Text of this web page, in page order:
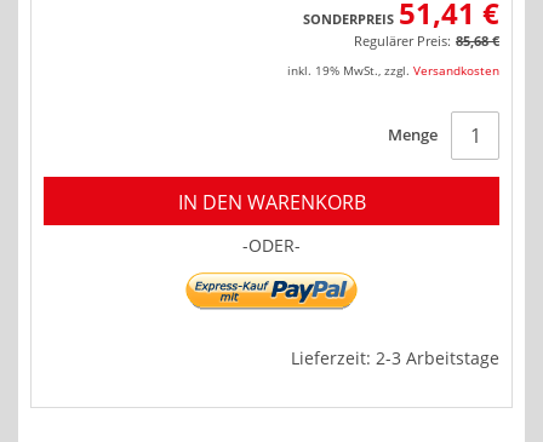
SONDERPREIS 51,41 €
Regulärer Preis: 85,68 €
inkl. 19% MwSt., zzgl. Versandkosten
Menge
IN DEN WARENKORB
-ODER-
Lieferzeit: 2-3 Arbeitstage